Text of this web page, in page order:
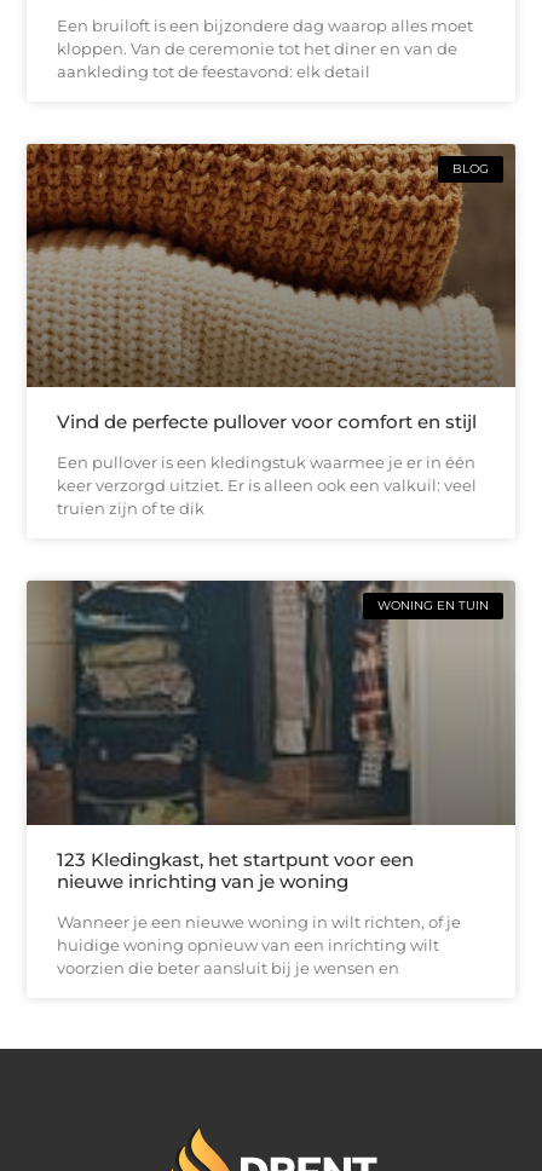
Een bruiloft is een bijzondere dag waarop alles moet
kloppen. Van de ceremonie tot het diner en van de
aankleding tot de feestavond: elk detail
BLOG
Vind de perfecte pullover voor comfort en stijl
Een pullover is een kledingstuk waarmee je er in één
keer verzorgd uitziet. Er is alleen ook een valkuil: veel
truien zijn of te dik
WONING EN TUIN
123 Kledingkast, het startpunt voor een
nieuwe inrichting van je woning
Wanneer je een nieuwe woning in wilt richten, of je
huidige woning opnieuw van een inrichting wilt
voorzien die beter aansluit bij je wensen en